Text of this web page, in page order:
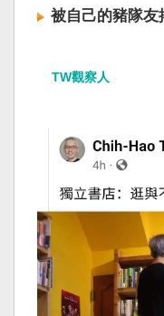
被自己的豬隊友
TW觀察人